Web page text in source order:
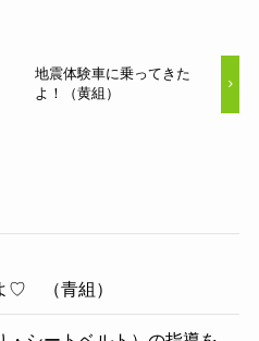
地震体験車に乗ってきた
よ！（黄組）
♡ （青組）